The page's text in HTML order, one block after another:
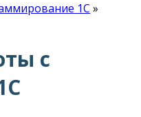
1С »
с